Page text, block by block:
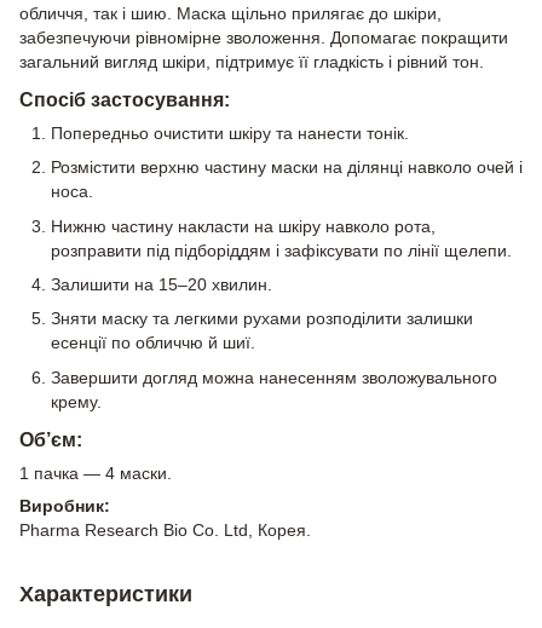
обличчя, так і шию. Маска щільно прилягає до шкіри,
забезпечуючи рівномірне зволоження. Допомагає покращити
загальний вигляд шкіри, підтримує її гладкість і рівний тон.
Спосіб застосування:
Попередньо очистити шкіру та нанести тонік.
Розмістити верхню частину маски на ділянці навколо очей і
носа.
Нижню частину накласти на шкіру навколо рота,
розправити під підборіддям і зафіксувати по лінії щелепи.
Залишити на 15–20 хвилин.
Зняти маску та легкими рухами розподілити залишки
есенції по обличчю й шиї.
Завершити догляд можна нанесенням зволожувального
крему.
Об’єм:
1 пачка — 4 маски.
Виробник:
Pharma Research Bio Co. Ltd, Корея.
Характеристики